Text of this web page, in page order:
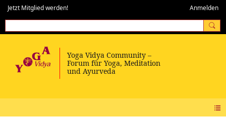
Jetzt Mitglied werden! Anmelden